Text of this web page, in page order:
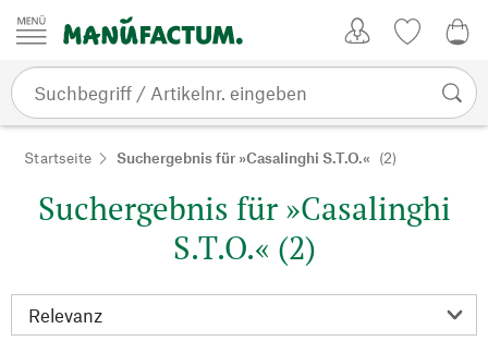
Zum Inhalt springen
Startseite Suchergebnis für »Casalinghi S.T.O.« (2)
Suchergebnis für »Casalinghi
S.T.O.« (2)